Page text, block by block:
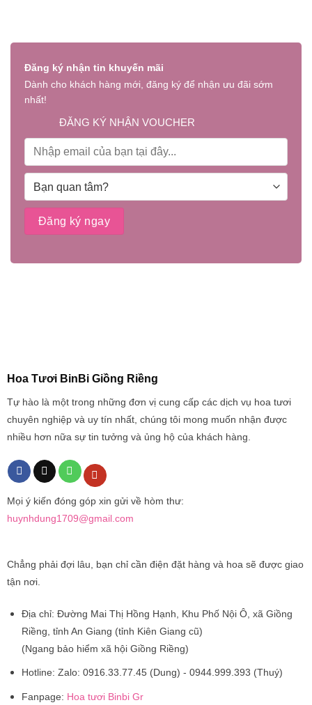
Đăng ký nhận tin khuyến mãi
Dành cho khách hàng mới, đăng ký để nhận ưu đãi sớm
nhất!
ĐĂNG KÝ NHẬN VOUCHER
Hoa Tươi BinBi Giồng Riềng
Tự hào là một trong những đơn vị cung cấp các dịch vụ hoa tươi
chuyên nghiệp và uy tín nhất, chúng tôi mong muốn nhận được
nhiều hơn nữa sự tin tưởng và ủng hộ của khách hàng.
Mọi ý kiến đóng góp xin gửi về hòm thư:
huynhdung1709@gmail.com
Chẳng phải đợi lâu, bạn chỉ cần điện đặt hàng và hoa sẽ được giao
tận nơi.
Địa chỉ: Đường Mai Thị Hồng Hạnh, Khu Phố Nội Ô, xã Giồng
Riềng, tỉnh An Giang (tỉnh Kiên Giang cũ)
(Ngang bảo hiểm xã hội Giồng Riềng)
Hotline: Zalo: 0916.33.77.45 (Dung) - 0944.999.393 (Thuý)
Fanpage: Hoa tươi Binbi Gr